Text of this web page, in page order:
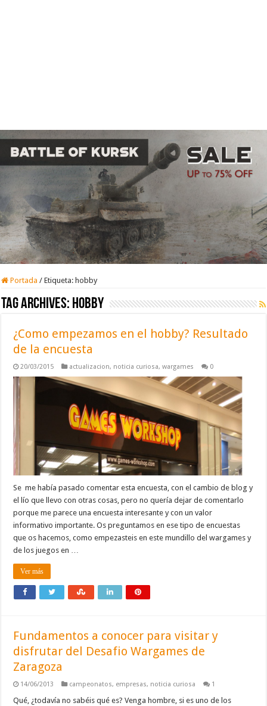
Portada / Etiqueta: hobby
Tag Archives: hobby
¿Como empezamos en el hobby? Resultado
de la encuesta
20/03/2015 actualizacion, noticia curiosa,wargames 0
Se me había pasado comentar esta encuesta, con el cambio de blog y
el lío que llevo con otras cosas, pero no quería dejar de comentarlo
porque me parece una encuesta interesante y con un valor
informativo importante. Os preguntamos en ese tipo de encuestas
que os hacemos, como empezasteis en este mundillo del wargames y
de los juegos en …
Ver más
Fundamentos a conocer para visitar y
disfrutar del Desafio Wargames de
Zaragoza
14/06/2013 campeonatos, empresas, noticia curiosa 1
Qué, ¿todavía no sabéis qué es? Venga hombre, si es uno de los